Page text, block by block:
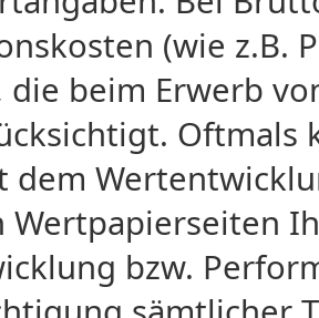
(wie z.B.
die beim Erwerb
Oftmals
dem
Wertpapierseiten
bzw.